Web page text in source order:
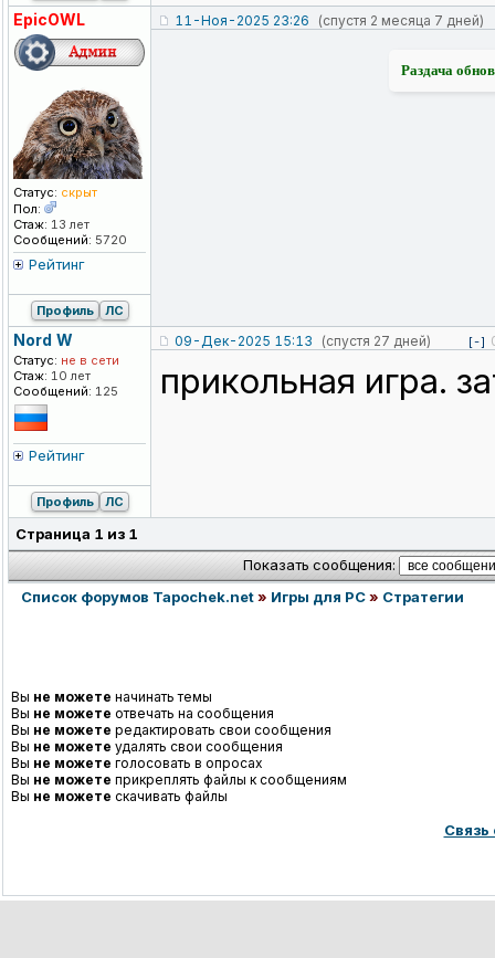
EpicOWL
Статус: скрыт
Пол:
Стаж: 13 лет
Сообщений: 5720
Рейтинг
11-Ноя-2025 23:26 (спустя 2 месяца 7 дней)
Раздача
Профиль ЛС
Nord W
Статус: не в сети
Стаж: 10 лет
Сообщений: 125
Рейтинг
09-Дек-2025 15:13 (спустя 27 дней) [-]
прикольная игра.
Профиль ЛС
Страница 1 из 1
Показать сообщения:
Список форумов Tapochek.net» Игры для PC» Стратегии
Вы не можете начинать темы
Вы не можете отвечать на сообщения
Вы не можете редактировать свои сообщения
Вы не можете удалять свои сообщения
Вы не можете голосовать в опросах
Вы не можете прикреплять файлы к сообщениям
Вы не можете скачивать файлы